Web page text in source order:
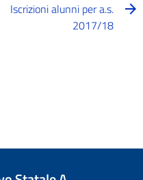
Iscrizioni alunni per a.s.
2017/18